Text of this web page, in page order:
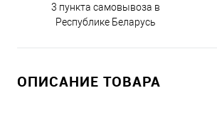
3 пункта самовывоза в
Республике Беларусь
ОПИСАНИЕ ТОВАРА